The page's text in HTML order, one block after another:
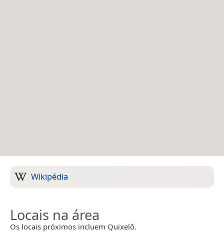
Wikipédia
Locais na área
Os locais próximos incluem Quixelô.